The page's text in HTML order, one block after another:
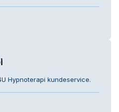
Hypnoterapi kundeservice.